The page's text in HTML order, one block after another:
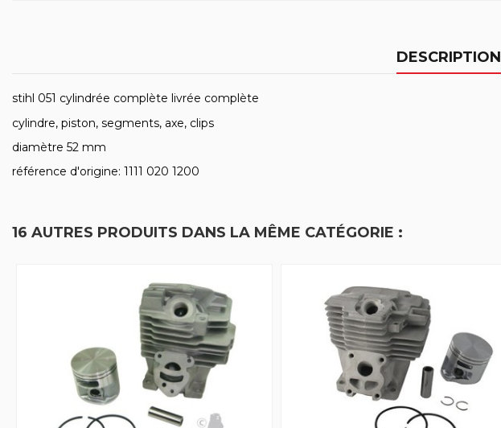
DESCRIPTION
stihl 051 cylindrée complète livrée complète
cylindre, piston, segments, axe, clips
diamètre 52 mm
référence d'origine: 1111 020 1200
16 AUTRES PRODUITS DANS LA MÊME CATÉGORIE :